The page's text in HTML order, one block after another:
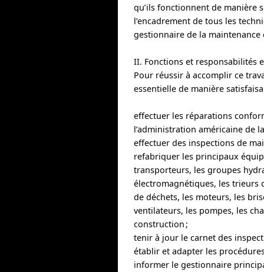
qu’ils fonctionnent de manière
l’encadrement de tous les
gestionnaire de la maintenance
II. Fonctions et responsabilités
Pour réussir à accomplir ce
essentielle de manière
effectuer les réparations
l’administration américaine de
effectuer des inspections de
refabriquer les principaux
transporteurs, les groupes
électromagnétiques, les trieurs
de déchets, les moteurs, les
ventilateurs, les pompes, les
construction ;
tenir à jour le carnet des
établir et adapter les
informer le gestionnaire